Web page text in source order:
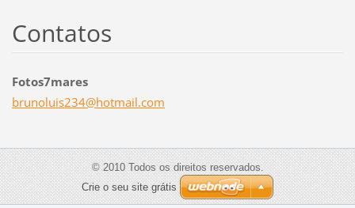
Contatos
Fotos7mares
brunoluis234@hotmail.com
© 2010 Todos os direitos reservados.
Crie o seu site grátis